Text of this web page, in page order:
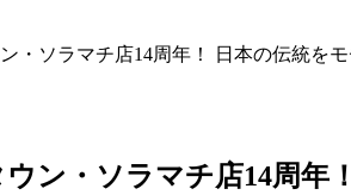
ン・ソラマチ店14周